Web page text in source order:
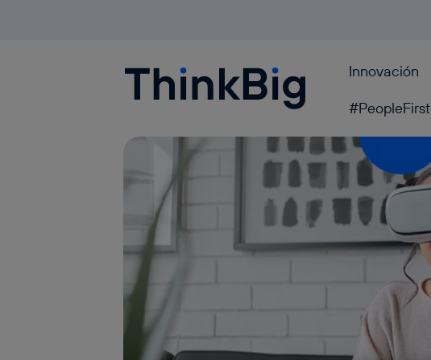
Blogthinkbig.com Innovación
#PeopleFirst